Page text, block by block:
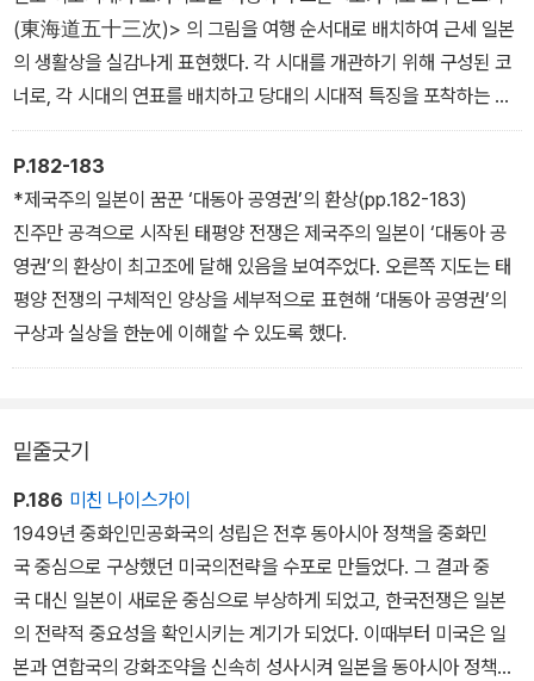
(東海道五十三次)> 의 그림을 여행 순서대로 배치하여 근세 일본
의 생활상을 실감나게 표현했다. 각 시대를 개관하기 위해 구성된 코
너로, 각 시대의 연표를 배치하고 당대의 시대적 특징을 포착하는 도
판들을 배치하여 각 시대를 본격적으로 읽어나가기 위한 기초 자료를
제공한다.
P.182-183
*제국주의 일본이 꿈꾼 ‘대동아 공영권’의 환상(pp.182-183)
진주만 공격으로 시작된 태평양 전쟁은 제국주의 일본이 ‘대동아 공
영권’의 환상이 최고조에 달해 있음을 보여주었다. 오른쪽 지도는 태
평양 전쟁의 구체적인 양상을 세부적으로 표현해 ‘대동아 공영권’의
구상과 실상을 한눈에 이해할 수 있도록 했다.
밑줄긋기
P.186 미친 나이스가이
1949년 중화인민공화국의 성립은 전후 동아시아 정책을 중화민
국 중심으로 구상했던 미국의전략을 수포로 만들었다. 그 결과 중
국 대신 일본이 새로운 중심으로 부상하게 되었고, 한국전쟁은 일본
의 전략적 중요성을 확인시키는 계기가 되었다. 이때부터 미국은 일
본과 연합국의 강화조약을 신속히 성사시켜 일본을 동아시아 정책의